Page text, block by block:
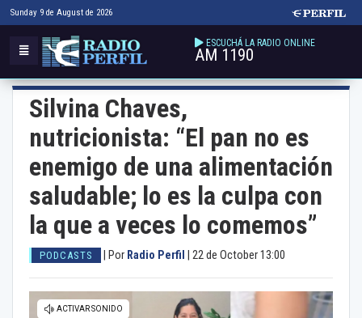
Sunday 9 de August de 2026
ESCUCHÁ LA RADIO ONLINE
AM 1190
Silvina Chaves,
nutricionista: “El pan no es
enemigo de una alimentación
saludable; lo es la culpa con
la que a veces lo comemos”
PODCASTS Por Radio Perfil 22 de October 13:00